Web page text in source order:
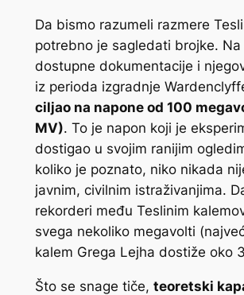
Da bismo razumeli razmere
potrebno je sagledati brojke. Na
dostupne dokumentacije i
iz perioda izgradnje
ciljao na napone od 100
MV). To je napon koji je
dostigao u svojim ranijim
koliko je poznato, niko nikada
javnim, civilnim istraživanjima.
rekorderi među Teslinim
svega nekoliko megavolti
kalem Grega Lejha dostiže oko
Što se snage tiče, teoretski